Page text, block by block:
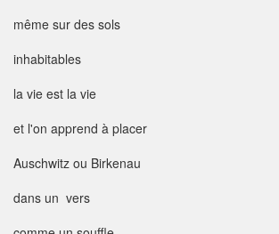
même sur des sols
inhabitables
la vie est la vie
et l'on apprend à placer
Auschwitz ou Birkenau
dans un vers